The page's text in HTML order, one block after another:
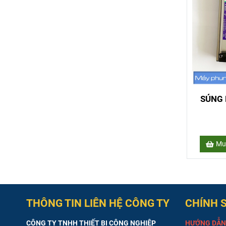
THÔNG TIN LIÊN HỆ CÔNG TY
CÔNG TY TNHH THIẾT BỊ CÔNG NGHIỆP
CHÍNH
HƯỚNG